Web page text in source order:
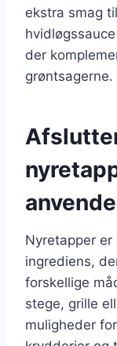
ekstra smag
der
grøntsagerne.
Nyretapper
ingrediens,
forskellige
stege, grille
muligheder